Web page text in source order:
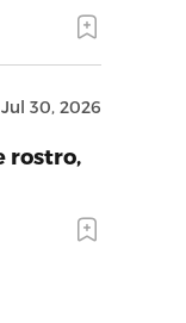
Jul 30, 2026
rostro,